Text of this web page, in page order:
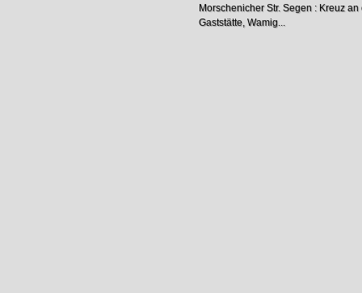
Morschenicher Str. Segen : Kreuz
Gaststätte, Wamig...